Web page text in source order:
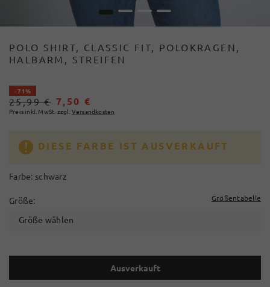
1 2 4
POLO SHIRT, CLASSIC FIT, POLOKRAGEN,
HALBARM, STREIFEN
- 71%
25,99 € 7,50 €
Preis inkl. MwSt. zzgl. Versandkosten
DIESE FARBE IST AUSVERKAUFT
Farbe: schwarz
Größe: Größentabelle
Größe wählen
Ausverkauft